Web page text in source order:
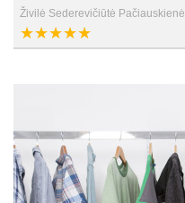
Živilė Sederevičiūtė Pačiauskienė